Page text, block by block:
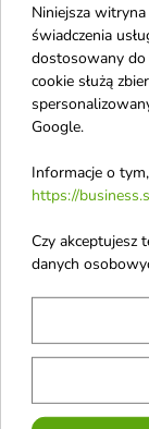
Jean Paul
Jimmy Choo
Jo Malone
Joanna
John Varvatos
Joko
Joop!
Juicy Couture
Niniejsza
świadczenia
dostosowany
cookie służą
Google.
Informacje o
https://
Czy akceptujesz
danych